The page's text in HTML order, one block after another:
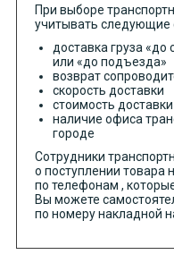
При выборе
учитывать следующие
доставка груза «до
или «до подъезда»
возврат
скорость доставки
стоимость доставки
наличие офиса
городе
Сотрудники
о поступлении товара
по телефонам ,
Вы можете
по номеру накладной